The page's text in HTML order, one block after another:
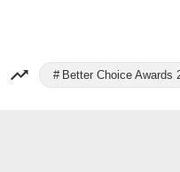
Better Choice Awards